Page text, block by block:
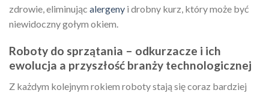
zdrowie, eliminując alergeny i drobny kurz, który może być
niewidoczny gołym okiem.
Roboty do sprzątania – odkurzacze i ich
ewolucja a przyszłość branży technologicznej
Z każdym kolejnym rokiem roboty stają się coraz bardziej